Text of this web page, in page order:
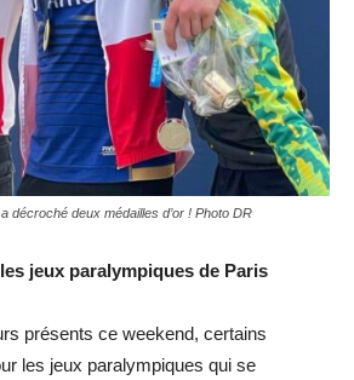
décroché deux médailles d’or ! Photo DR
jeux paralympiques de Paris
présents ce weekend, certains
les jeux paralympiques qui se